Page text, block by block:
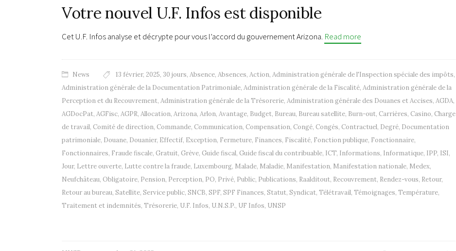
Votre nouvel U.F. Infos est disponible
Cet U.F. Infos analyse et décrypte pour vous l’accord du gouvernement Arizona. Read more
News 13 février, 2025, 30 jours, Absence, Absences, Action, Administration générale de l'Inspection spéciale des impôts,
Administration générale de la Documentation Patrimoniale, Administration générale de la Fiscalité, Administration générale de la
Perception et du Recouvrement, Administration générale de la Trésorerie, Administration générale des Douanes et Accises, AGDA,
AGDocPat, AGFisc, AGPR, Allocation, Arizona, Arlon, Avantage, Budget, Bureau, Bureau satellite, Burn-out, Carrières, Casino, Charge
de travail, Comité de direction, Commande, Communication, Compensation, Congé, Congés, Contractuel, Degré, Documentation
patrimoniale, Douane, Douanier, Effectif, Exception, Fermeture, Finances, Fiscalité, Fonction publique, Fonctionnaire,
Fonctionnaires, Fraude fiscale, Gratuit, Grève, Guide fiscal, Guide fiscal du contribuable, ICT, Informations, Informatique, IPP, ISI,
Jour, Lettre ouverte, Lutte contre la fraude, Luxembourg, Malade, Maladie, Manifestation, Manifestation nationale, Medex,
Neufchâteau, Obligatoire, Pension, Perception, PO, Privé, Public, Publications, Raalditout, Recouvrement, Rendez-vous, Retour,
Retour au bureau, Satellite, Service public, SNCB, SPF, SPF Finances, Statut, Syndicat, Télétravail, Témoignages, Température,
Traitement et indemnités, Trésorerie, U.F. Infos, U.N.S.P., UF Infos, UNSP